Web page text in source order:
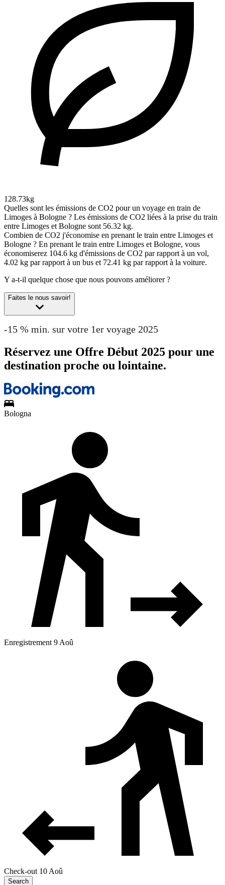
128.73kg
Quelles sont les émissions de CO2 pour un voyage en train de
Limoges à Bologne ? Les émissions de CO2 liées à la prise du train
entre Limoges et Bologne sont 56.32 kg.
Combien de CO2 j'économise en prenant le train entre Limoges et
Bologne ? En prenant le train entre Limoges et Bologne, vous
économiserez 104.6 kg d'émissions de CO2 par rapport à un vol,
4.02 kg par rapport à un bus et 72.41 kg par rapport à la voiture.
Y a-t-il quelque chose que nous pouvons améliorer ?
Faites le nous savoir!
-15 % min. sur votre 1er voyage 2025
Réservez une Offre Début 2025 pour une
destination proche ou lointaine.
Bologna
Enregistrement 9 Aoû
Check-out 10 Aoû
Search